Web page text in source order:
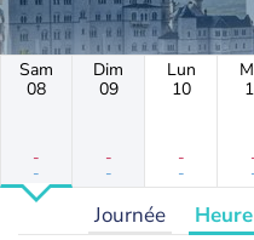
Sam
08
-
-
Dim
09
-
-
Lun
10
-
-
Journée